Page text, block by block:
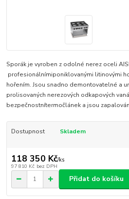
Sporák je vyroben z odolné nerez oceli
profesionálnímiponiklovanými litinovými
hořením. Jsou snadno demontovatelné a
prolisovaných nerezových odkapových
bezpečnostnítermočlánek a jsou
Dostupnost Skladem
118 350 Kč/ks
97 810 Kč bez DPH
Přidat do košíku